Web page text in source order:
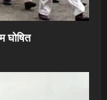
घोषित